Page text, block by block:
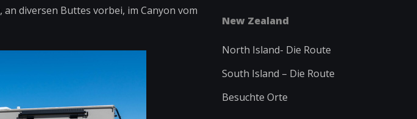
diversen Buttes vorbei, im Canyon vom
New Zealand
North Island- Die Route
South Island – Die Route
Besuchte Orte